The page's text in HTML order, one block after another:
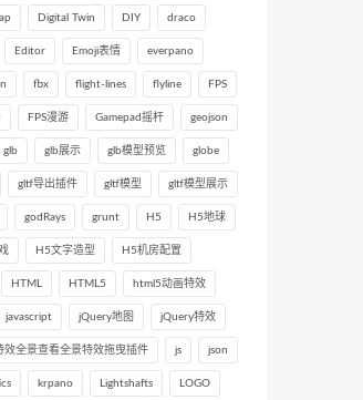
Digital Twin DIY draco
Editor Emoji表情 everpano
fbx flight-lines flyline FPS
FPS漫游 Gamepad摇杆 geojson
glb glb展示 glb模型预览 globe
gltf导出插件 gltf模型 gltf模型展示
godRays grunt H5 H5地球
H5文字造型 H5机房配置
HTML HTML5 html5动画特效
javascript jQuery地图 jQuery特效
效全景查看全景特效拖曳插件 js json
krpano Lightshafts LOGO